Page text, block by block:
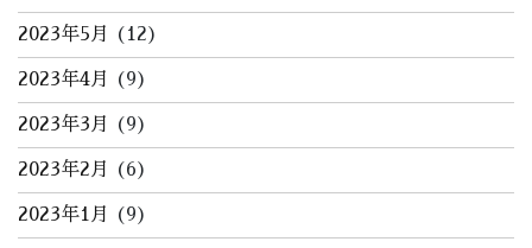
2023年5月 (12)
2023年4月 (9)
2023年3月 (9)
2023年2月 (6)
2023年1月 (9)